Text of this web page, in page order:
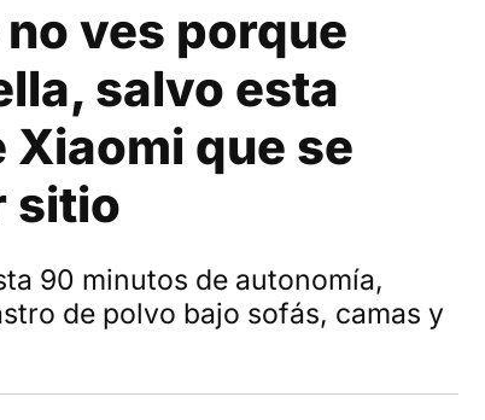
ves porque
salvo esta
Xiaomi que se
sitio
90 minutos de autonomía,
de polvo bajo sofás, camas y